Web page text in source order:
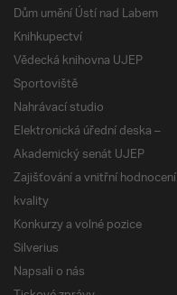
Dům umění Ústí nad Labem
Knihkupectví
Vědecká knihovna UJEP
Sportoviště
Nahrávací studio
Elektronická úřední deska –
Akademický senát UJEP
Zajišťování a vnitřní hodnocení
kvality
Konkurzy a volné pozice
Silverius
Napsali o nás